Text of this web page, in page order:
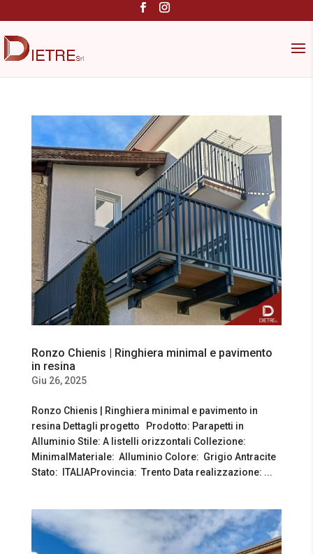
Ronzo Chienis | Ringhiera minimal e pavimento
in resina
Giu 26, 2025
Ronzo Chienis | Ringhiera minimal e pavimento in
resina Dettagli progetto Prodotto: Parapetti in
Alluminio Stile: A listelli orizzontali Collezione:
MinimalMateriale: Alluminio Colore: Grigio Antracite
Stato: ITALIAProvincia: Trento Data realizzazione: ...